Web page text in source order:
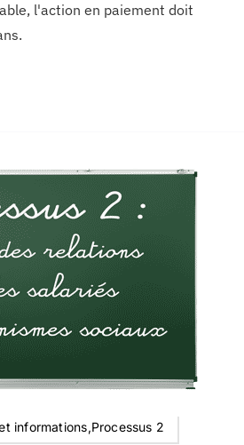
l'action en paiement doit
informations,Processus 2